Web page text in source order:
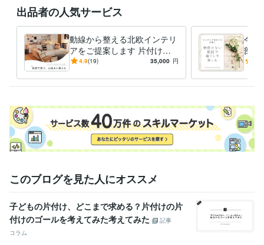
出品者の人気サービス
動線から整える北欧インテリ
アをご提案します 片付けや
すく、家族がくつろげる部屋
4.9(19) 35,000 円
今あ
部屋
少な
このブログを見た人にオススメ
子どもの片付け、どこまで求める？片付けの片
付けのゴールを考えてみた考えてみた
記事
コラム